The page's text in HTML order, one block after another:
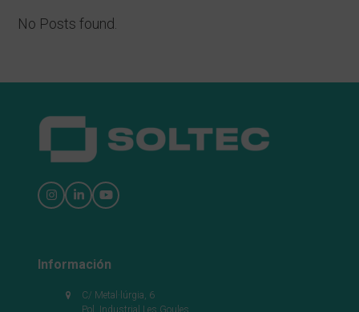
No Posts found.
Instagram
LinkedInYouTube
Información
C/ Metal·lúrgia, 6
Pol. Industrial Les Goules